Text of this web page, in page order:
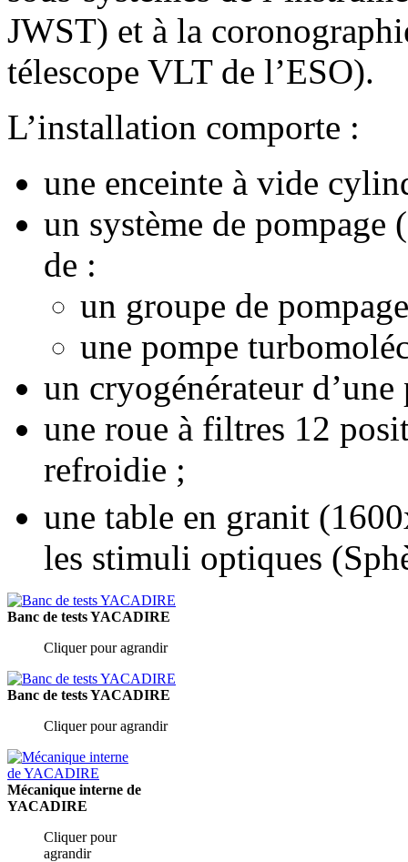
JWST) et à la
télescope VLT de l’ESO).
L’installation comporte :
une enceinte à vide
un système de pompage
de :
un groupe de
une pompe
un cryogénérateur
une roue à filtres 12
refroidie ;
une table en granit
les stimuli optiques
Banc de tests YACADIRE
Cliquer pour agrandir
Banc de tests YACADIRE
Cliquer pour agrandir
Mécanique interne de
YACADIRE
Cliquer pour
agrandir